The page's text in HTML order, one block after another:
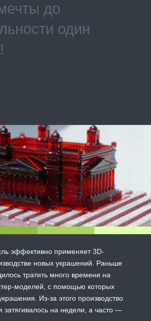
до
один
эффективно применяет 3D-
новых украшений. Раньше
тратить много времени на
моделей, с помощью которых
Из-за этого производство
затягивалось на недели, а часто —